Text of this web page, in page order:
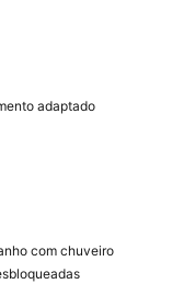
adaptado
com chuveiro